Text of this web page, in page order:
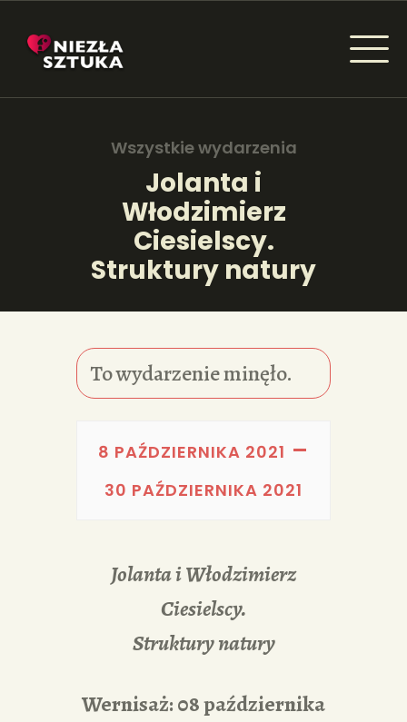
Wszystkie wydarzenia
Jolanta i
Włodzimierz
Ciesielscy.
Struktury natury
NIEZŁA SZTUKA - NEWSY
AKTUALNOŚCI
WYDARZENIA
KSIĄŻKI
REDAKCJA
To wydarzenie minęło.
8 PAŹDZIERNIKA 2021 –
30 PAŹDZIERNIKA 2021
Jolanta i Włodzimierz
Ciesielscy.
Struktury natury
Wernisaż: 08 października